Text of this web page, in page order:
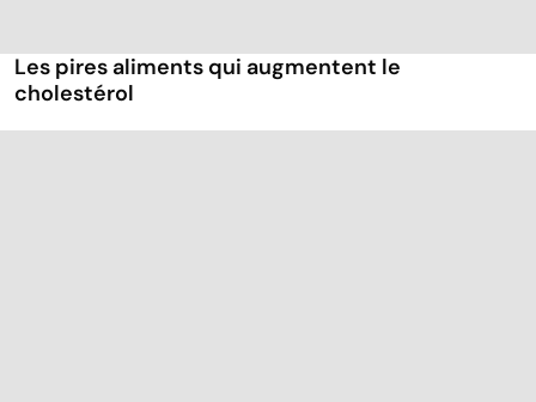
Les pires aliments qui augmentent le
cholestérol